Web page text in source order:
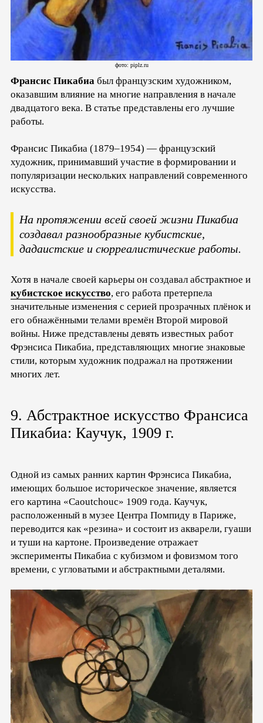
фото: piplz.ru
Франсис Пикабиа был французским художником,
оказавшим влияние на многие направления в начале
двадцатого века. В статье представлены его лучшие
работы.
Франсис Пикабиа (1879–1954) — французский
художник, принимавший участие в формировании и
популяризации нескольких направлений современного
искусства.
На протяжении всей своей жизни Пикабиа
создавал разнообразные кубистские,
дадаистские и сюрреалистические работы.
Хотя в начале своей карьеры он создавал абстрактное и
кубистское искусство, его работа претерпела
значительные изменения с серией прозрачных плёнок и
его обнажёнными телами времён Второй мировой
войны. Ниже представлены девять известных работ
Фрэнсиса Пикабиа, представляющих многие знаковые
стили, которым художник подражал на протяжении
многих лет.
9. Абстрактное искусство Франсиса
Пикабиа: Каучук, 1909 г.
Одной из самых ранних картин Фрэнсиса Пикабиа,
имеющих большое историческое значение, является
его картина «Caoutchouc» 1909 года. Каучук,
расположенный в музее Центра Помпиду в Париже,
переводится как «резина» и состоит из акварели, гуаши
и туши на картоне. Произведение отражает
эксперименты Пикабиа с кубизмом и фовизмом того
времени, с угловатыми и абстрактными деталями.